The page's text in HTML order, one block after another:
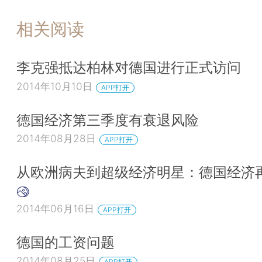
相关阅读
李克强抵达柏林对德国进行正式访问
2014年10月10日 APP打开
德国经济第三季度有衰退风险
2014年08月28日 APP打开
从欧洲病夫到超级经济明星：德国经济
2014年06月16日 APP打开
德国的工资问题